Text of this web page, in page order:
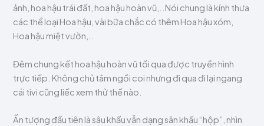
ảnh, hoa hậu trái đất, hoa hậu hoàn vũ,..Nói chung là kính thưa
các thể loại Hoa hậu, vài bữa chắc có thêm Hoa hậu xóm,
Hoa hậu miệt vườn,..
Đêm chung kết hoa hậu hoàn vũ tối qua được truyền hình
trực tiếp. Không chủ tâm ngồi coi nhưng đi qua đi lại ngang
cái tivi cũng liếc xem thử thế nào.
Ấn tượng đầu tiên là sâu khấu vẫn dạng sân khấu “hộp”, nhìn